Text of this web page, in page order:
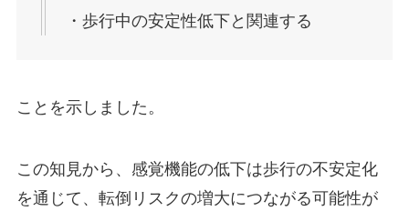
・歩行中の安定性低下と関連する
ことを示しました。
この知見から、感覚機能の低下は歩行の不安定化
を通じて、転倒リスクの増大につながる可能性が